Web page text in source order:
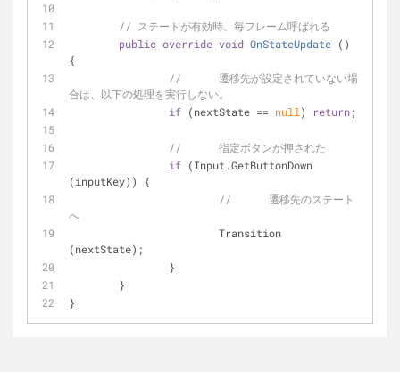
// ステートが有効時、毎フレーム呼ばれる
public override void OnStateUpdate ( )
{
//	遷移先が設定されていない場
合は、以下の処理を実行しない。
if (nextState == null ) return;
//	指定ボタンが押された
if (Input.GetButtonDown
(inputKey)) {
//	遷移先のステート
へ
(nextState);
		}
	}
}